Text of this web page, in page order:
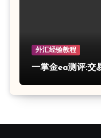
外汇经验教程
一掌金ea测评:交